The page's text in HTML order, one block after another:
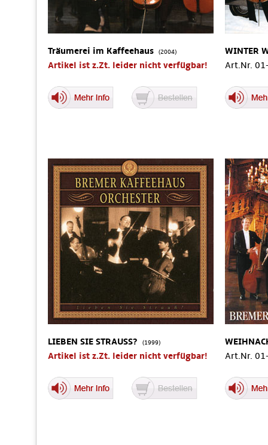
Träumerei im Kaffeehaus (2004)
Artikel ist z.Zt. leider nicht verfügbar!
WINTER
Art.Nr.
LIEBEN SIE STRAUSS? (1999)
Artikel ist z.Zt. leider nicht verfügbar!
Art.Nr.